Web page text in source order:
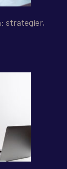
strategier,